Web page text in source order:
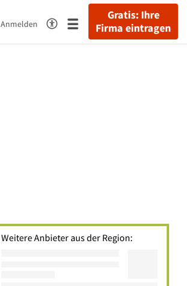
Gratis: Ihre
Firma eintragen
Anmelden
Weitere Anbieter aus der Region: